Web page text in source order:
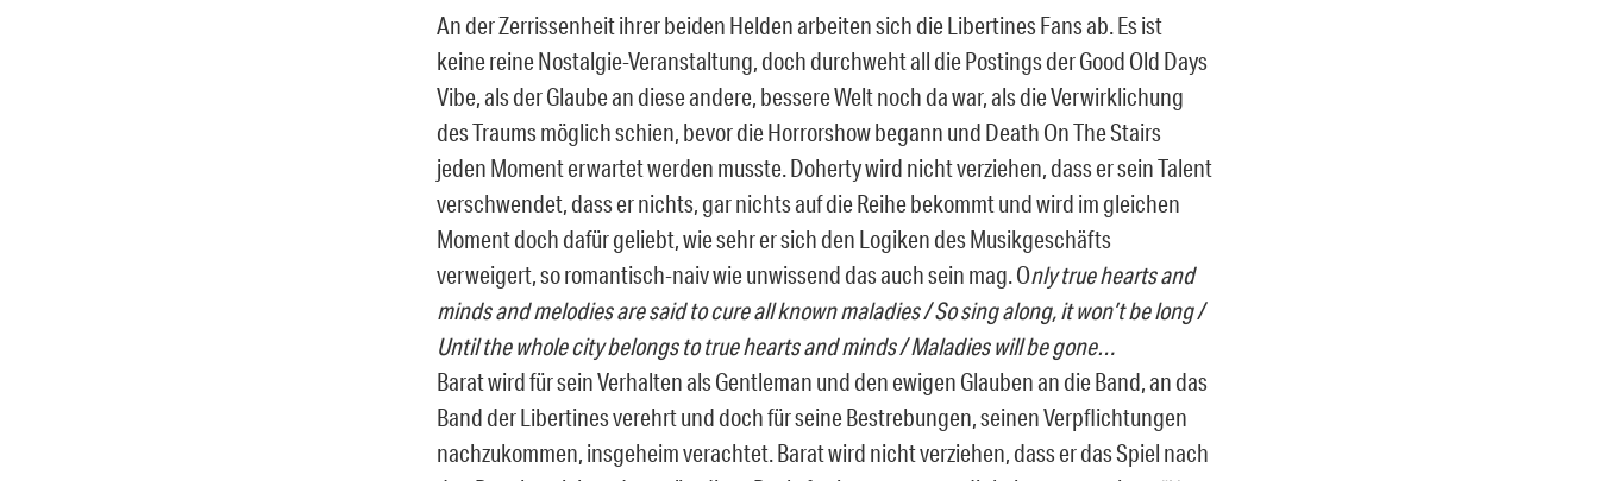
An der Zerrissenheit ihrer beiden Helden arbeiten sich die Libertines Fans ab. Es ist
keine reine Nostalgie-Veranstaltung, doch durchweht all die Postings der Good Old Days
Vibe, als der Glaube an diese andere, bessere Welt noch da war, als die Verwirklichung
des Traums möglich schien, bevor die Horrorshow begann und Death On The Stairs
jeden Moment erwartet werden musste. Doherty wird nicht verziehen, dass er sein Talent
verschwendet, dass er nichts, gar nichts auf die Reihe bekommt und wird im gleichen
Moment doch dafür geliebt, wie sehr er sich den Logiken des Musikgeschäfts
verweigert, so romantisch-naiv wie unwissend das auch sein mag. Only true hearts and
minds and melodies are said to cure all known maladies / So sing along, it won’t be long /
Until the whole city belongs to true hearts and minds / Maladies will be gone…
Barat wird für sein Verhalten als Gentleman und den ewigen Glauben an die Band, an das
Band der Libertines verehrt und doch für seine Bestrebungen, seinen Verpflichtungen
nachzukommen, insgeheim verachtet. Barat wird nicht verziehen, dass er das Spiel nach